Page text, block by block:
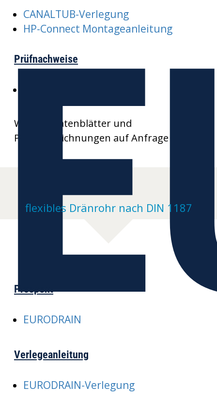
CANALTUB-Verlegung
HP-Connect Montageanleitung
Prüfnachweise
Weitere Datenblätter und
Produktzeichnungen auf Anfrage
flexibles Dränrohr nach DIN 1187
Prospekt
EURODRAIN
Verlegeanleitung
EURODRAIN-Verlegung